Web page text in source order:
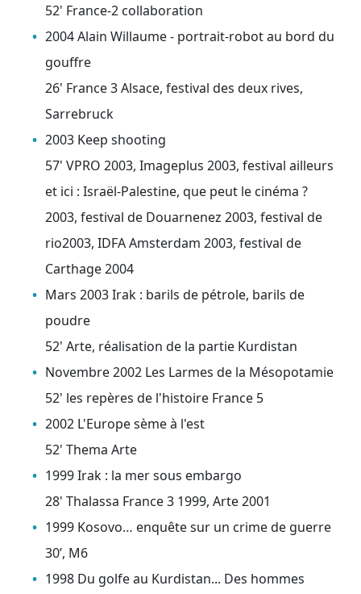
52' France-2 collaboration
2004 Alain Willaume - portrait-robot au bord du
gouffre
26' France 3 Alsace, festival des deux rives,
Sarrebruck
2003 Keep shooting
57' VPRO 2003, Imageplus 2003, festival ailleurs
et ici : Israël-Palestine, que peut le cinéma ?
2003, festival de Douarnenez 2003, festival de
rio2003, IDFA Amsterdam 2003, festival de
Carthage 2004
Mars 2003 Irak : barils de pétrole, barils de
poudre
52' Arte, réalisation de la partie Kurdistan
Novembre 2002 Les Larmes de la Mésopotamie
52' les repères de l'histoire France 5
2002 L'Europe sème à l'est
52' Thema Arte
1999 Irak : la mer sous embargo
28' Thalassa France 3 1999, Arte 2001
1999 Kosovo… enquête sur un crime de guerre
30’, M6
1998 Du golfe au Kurdistan... Des hommes